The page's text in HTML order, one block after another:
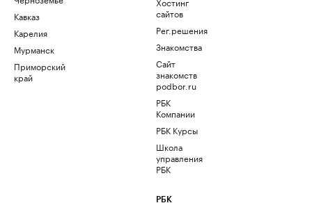
Кавказ
Карелия
Мурманск
Приморский
край
сайтов
Рег.решения
Знакомства
Сайт
знакомств
podbor.ru
РБК
Компании
РБК Курсы
Школа
управления
РБК
РБК